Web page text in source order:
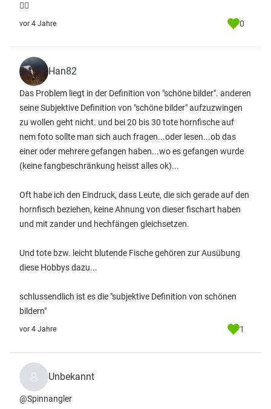
🤷‍♂️
vor 4 Jahre 0
Han82
Das Problem liegt in der Definition von "schöne bilder". anderen
seine Subjektive Definition von "schöne bilder" aufzuzwingen
zu wollen geht nicht. und bei 20 bis 30 tote hornfische auf
nem foto sollte man sich auch fragen...oder lesen...ob das
einer oder mehrere gefangen haben...wo es gefangen wurde
(keine fangbeschränkung heisst alles ok)...
Oft habe ich den Eindruck, dass Leute, die sich gerade auf den
hornfisch beziehen, keine Ahnung von dieser fischart haben
und mit zander und hechfängen gleichsetzen.
Und tote bzw. leicht blutende Fische gehören zur Ausübung
diese Hobbys dazu...
schlussendlich ist es die "subjektive Definition von schönen
bildern"
vor 4 Jahre 1
Unbekannt
@Spinnangler